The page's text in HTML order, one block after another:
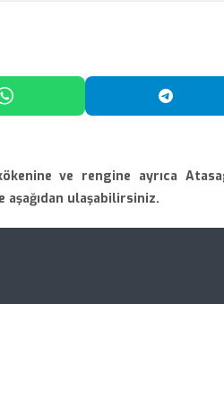
WhatsApp'ta Paylaş
ve rengine ayrıca
ulaşabilirsiniz.